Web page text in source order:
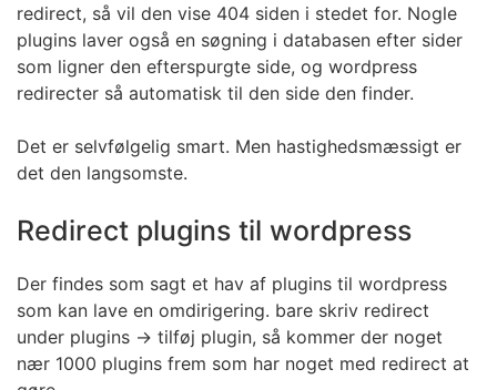
redirect, så vil den vise 404 siden i stedet for. Nogle
plugins laver også en søgning i databasen efter sider
som ligner den efterspurgte side, og wordpress
redirecter så automatisk til den side den finder.
Det er selvfølgelig smart. Men hastighedsmæssigt er
det den langsomste.
Redirect plugins til wordpress
Der findes som sagt et hav af plugins til wordpress
som kan lave en omdirigering. bare skriv redirect
under plugins -> tilføj plugin, så kommer der noget
nær 1000 plugins frem som har noget med redirect at